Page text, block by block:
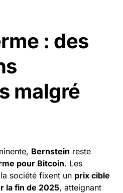
: des
malgré
Bernstein reste
pour Bitcoin. Les
société fixent un prix cible
la fin de 2025, atteignant